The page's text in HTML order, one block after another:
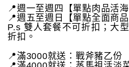
📍週一至週四【單點肉品活海
📍週五至週日【單點全面商品
P.s 雙人套餐不可折扣；大
折扣。
📍滿3000就送：戰斧豬乙份